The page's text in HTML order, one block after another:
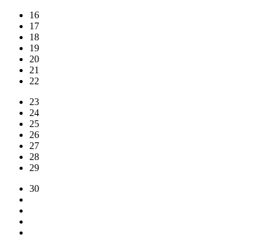
16
17
18
19
20
21
22
23
24
25
26
27
28
29
30